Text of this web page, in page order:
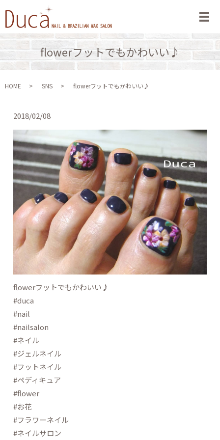
メ
flowerフットでもかわいい♪
HOME SNS flowerフットでもかわいい♪
2018/02/08
flowerフットでもかわいい♪
#duca
#nail
#nailsalon
#ネイル
#ジェルネイル
#フットネイル
#ペディキュア
#flower
#お花
#フラワーネイル
#ネイルサロン